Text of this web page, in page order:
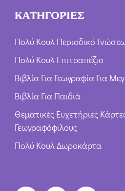
ΚΑΤΗΓΟΡΙΕΣ
Πολύ Κουλ Περιοδικό
Πολύ Κουλ Επιτραπέζιο
Βιβλία Για Γεωγραφία Για
Βιβλία Για Παιδιά
Θεματικές Ευχετήριες
Γεωγραφόφιλους
Πολύ Κουλ Δωροκάρτα